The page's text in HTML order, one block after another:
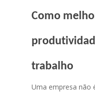
Como
trabalho
Uma empresa não